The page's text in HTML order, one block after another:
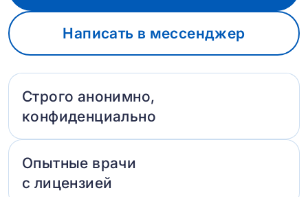
Написать в мессенджер
Строго анонимно,
конфиденциально
Опытные врачи
с лицензией